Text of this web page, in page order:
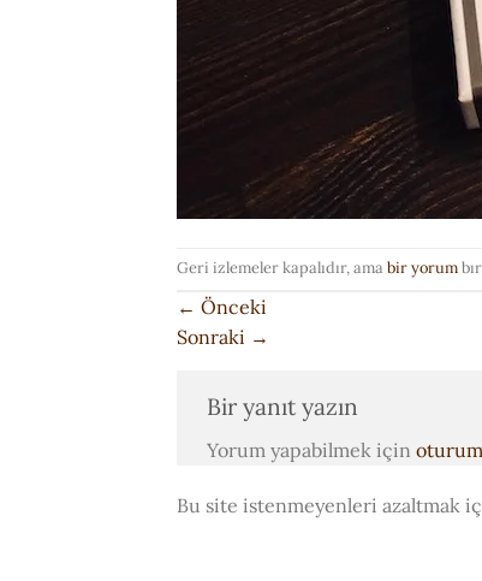
Geri izlemeler kapalıdır, ama bir yorum
← Önceki
Sonraki →
Bir yanıt yazın
Yorum yapabilmek için oturum
Bu site istenmeyenleri azaltmak